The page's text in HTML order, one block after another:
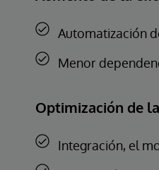
Automatización
Menor
Optimización de
Integración, el